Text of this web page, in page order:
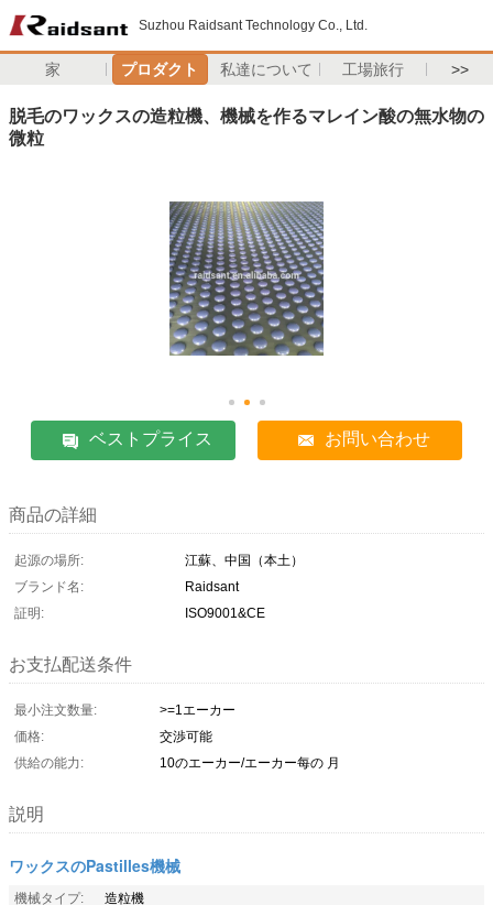
Suzhou Raidsant Technology Co., Ltd.
家 プロダクト 私達について 工場旅行 >>
脱毛のワックスの造粒機、機械を作るマレイン酸の無水物の
微粒
ベストプライス お問い合わせ
商品の詳細
起源の場所:
江蘇、中国（本土）
ブランド名:
Raidsant
証明:
ISO9001&CE
お支払配送条件
最小注文数量:
>=1エーカー
価格:
交渉可能
供給の能力:
10のエーカー/エーカー每の 月
説明
ワックスのPastilles機械
機械タイプ:
造粒機